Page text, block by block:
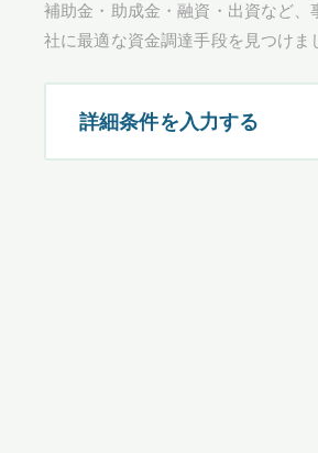
補助金・助成金・融資・出資など
社に最適な資金調達手段を見つけま
詳細条件を入力する